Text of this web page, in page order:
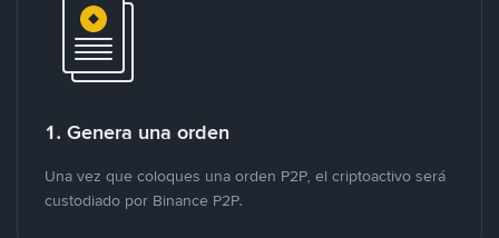
1. Genera una orden
Una vez que coloques una orden P2P, el criptoactivo será
custodiado por Binance P2P.